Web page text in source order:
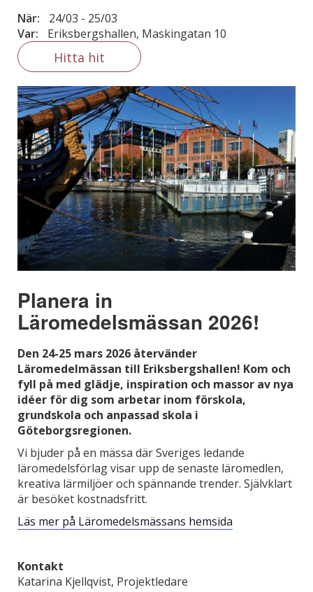
När: 24/03 - 25/03
Var:
Eriksbergshallen, Maskingatan 10
Hitta hit
Planera in
Läromedelsmässan 2026!
Den 24-25 mars 2026 återvänder
Läromedelmässan till Eriksbergshallen! Kom och
fyll på med glädje, inspiration och massor av nya
idéer för dig som arbetar inom förskola,
grundskola och anpassad skola i
Göteborgsregionen.
Vi bjuder på en mässa där Sveriges ledande
läromedelsförlag visar upp de senaste läromedlen,
kreativa lärmiljöer och spännande trender. Självklart
är besöket kostnadsfritt.
Läs mer på Läromedelsmässans hemsida
Kontakt
Katarina Kjellqvist, Projektledare